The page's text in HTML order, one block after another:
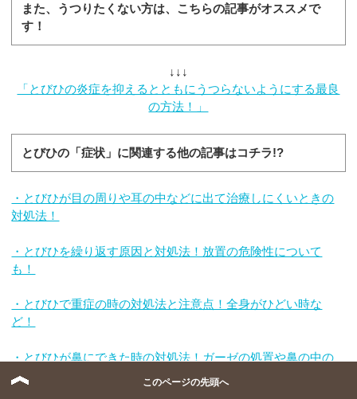
また、うつりたくない方は、こちらの記事がオススメで
す！
↓↓↓
「とびひの炎症を抑えるとともにうつらないようにする最良
の方法！」
とびひの「症状」に関連する他の記事はコチラ!?
・とびひが目の周りや耳の中などに出て治療しにくいときの
対処法！
・とびひを繰り返す原因と対処法！放置の危険性について
も！
・とびひで重症の時の対処法と注意点！全身がひどい時な
ど！
・とびひが鼻にできた時の対処法！ガーゼの処置や鼻の中の
時も！
このページの先頭へ